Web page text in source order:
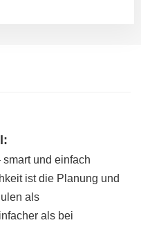
und einfach
ist die Planung und
als
als bei